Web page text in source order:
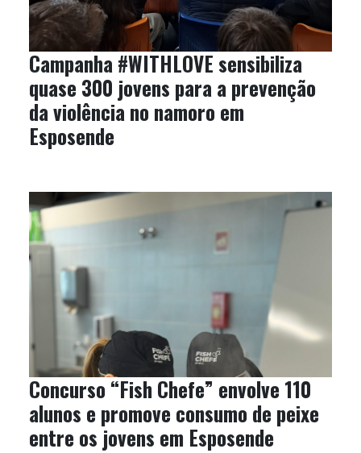
Campanha #WITHLOVE sensibiliza
quase 300 jovens para a prevenção
da violência no namoro em
Esposende
Concurso “Fish Chefe” envolve 110
alunos e promove consumo de peixe
entre os jovens em Esposende